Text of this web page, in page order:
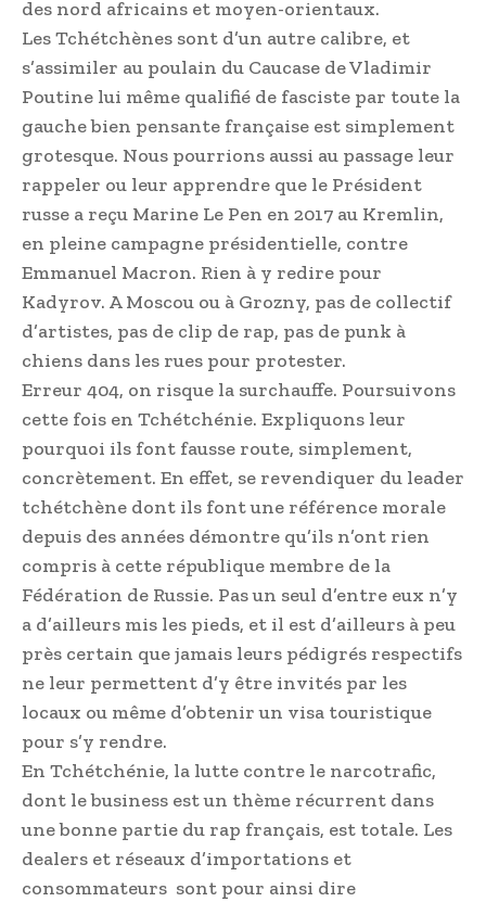
des nord africains et moyen-orientaux.
Les Tchétchènes sont d’un autre calibre, et
s’assimiler au poulain du Caucase de Vladimir
Poutine lui même qualifié de fasciste par toute la
gauche bien pensante française est simplement
grotesque. Nous pourrions aussi au passage leur
rappeler ou leur apprendre que le Président
russe a reçu Marine Le Pen en 2017 au Kremlin,
en pleine campagne présidentielle, contre
Emmanuel Macron. Rien à y redire pour
Kadyrov. A Moscou ou à Grozny, pas de collectif
d’artistes, pas de clip de rap, pas de punk à
chiens dans les rues pour protester.
Erreur 404, on risque la surchauffe. Poursuivons
cette fois en Tchétchénie. Expliquons leur
pourquoi ils font fausse route, simplement,
concrètement. En effet, se revendiquer du leader
tchétchène dont ils font une référence morale
depuis des années démontre qu’ils n’ont rien
compris à cette république membre de la
Fédération de Russie. Pas un seul d’entre eux n’y
a d’ailleurs mis les pieds, et il est d’ailleurs à peu
près certain que jamais leurs pédigrés respectifs
ne leur permettent d’y être invités par les
locaux ou même d’obtenir un visa touristique
pour s’y rendre.
En Tchétchénie, la lutte contre le narcotrafic,
dont le business est un thème récurrent dans
une bonne partie du rap français, est totale. Les
dealers et réseaux d’importations et
consommateurs sont pour ainsi dire